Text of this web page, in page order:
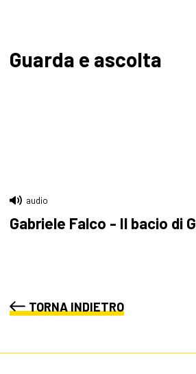
Guarda e ascolta
audio
Gabriele Falco - Il bacio di
TORNA INDIETRO